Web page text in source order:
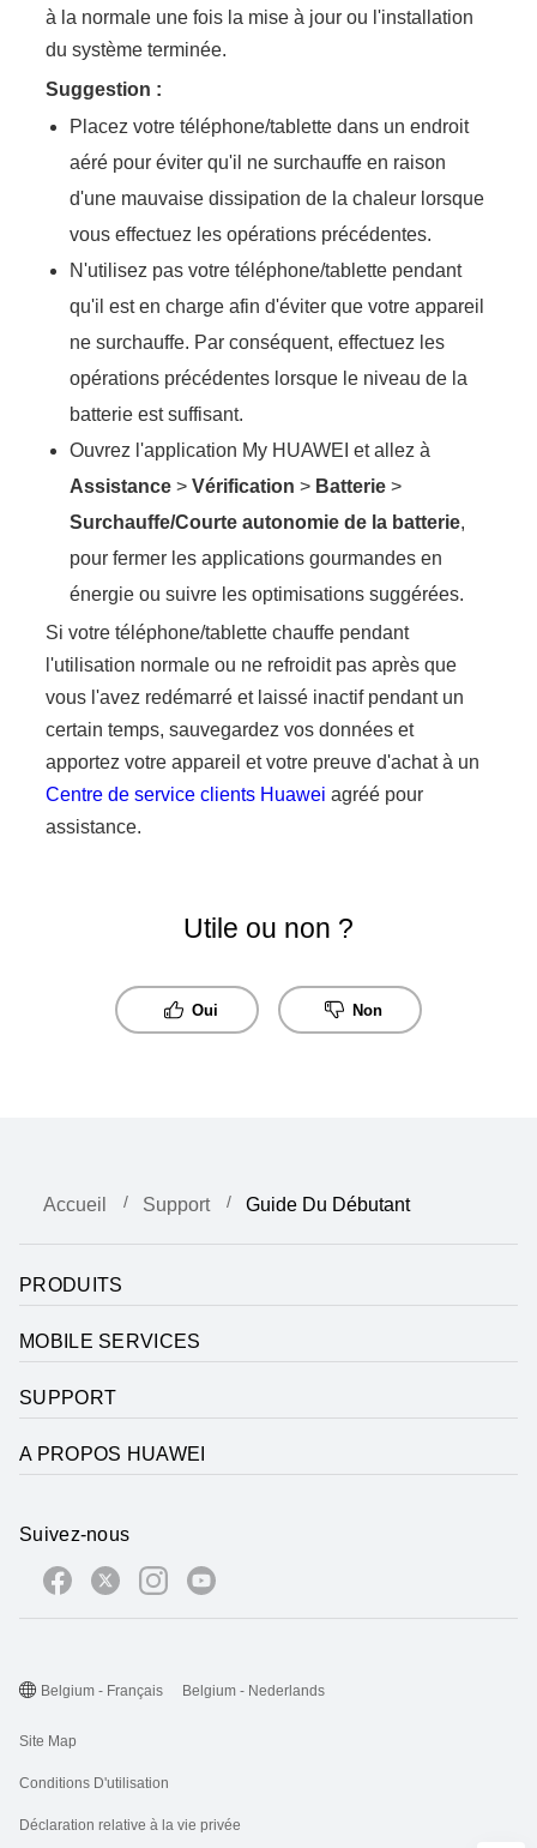
à la normale une fois la mise à jour ou l'installation
du système terminée.
Suggestion :
Placez votre téléphone/tablette dans un endroit
aéré pour éviter qu'il ne surchauffe en raison
d'une mauvaise dissipation de la chaleur lorsque
vous effectuez les opérations précédentes.
N'utilisez pas votre téléphone/tablette pendant
qu'il est en charge afin d'éviter que votre appareil
ne surchauffe. Par conséquent, effectuez les
opérations précédentes lorsque le niveau de la
batterie est suffisant.
Ouvrez l'application My HUAWEI et allez à
Assistance >Vérification > Batterie >
Surchauffe/Courte autonomie de la batterie,
pour fermer les applications gourmandes en
énergie ou suivre les optimisations suggérées.
Si votre téléphone/tablette chauffe pendant
l'utilisation normale ou ne refroidit pas après que
vous l'avez redémarré et laissé inactif pendant un
certain temps, sauvegardez vos données et
apportez votre appareil et votre preuve d'achat à un
Centre de service clients Huawei agréé pour
assistance.
Utile ou non ?
Oui Non
Accueil Support Guide Du Débutant
PRODUITS
MOBILE SERVICES
SUPPORT
A PROPOS HUAWEI
Suivez-nous
Site Map
Conditions D'utilisation
Déclaration relative à la vie privée
Belgium - Français Belgium - Nederlands